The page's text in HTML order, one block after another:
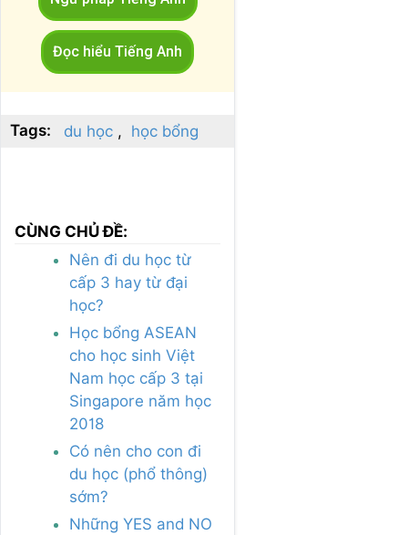
Đọc hiểu Tiếng Anh
Tags: du học học bổng
CÙNG CHỦ ĐỀ:
Nên đi du học từ
cấp 3 hay từ đại
học?
Học bổng ASEAN
cho học sinh Việt
Nam học cấp 3 tại
Singapore năm học
2018
Có nên cho con đi
du học (phổ thông)
sớm?
Những YES and NO